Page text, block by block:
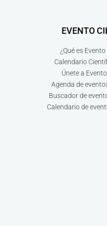
EVENTO
¿Qué es
Calendario
Únete a
Agenda de
Buscador de
Calendario de